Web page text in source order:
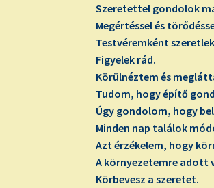
Szeretettel gondolok
Megértéssel és
Testvéremként
Figyelek rád.
Körülnéztem és
Tudom, hogy építő
Úgy gondolom, hogy
Minden nap találok
Azt érzékelem, hogy
A környezetemre adott
Körbevesz a szeretet.